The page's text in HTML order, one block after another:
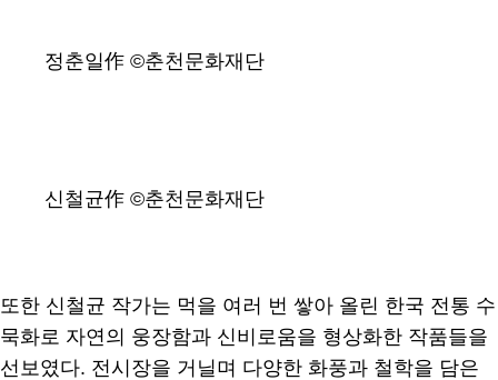
정춘일作 ©춘천문화재단
신철균作 ©춘천문화재단
또한 신철균 작가는 먹을 여러 번 쌓아 올린 한국 전통 수
묵화로 자연의 웅장함과 신비로움을 형상화한 작품들을
선보였다. 전시장을 거닐며 다양한 화풍과 철학을 담은